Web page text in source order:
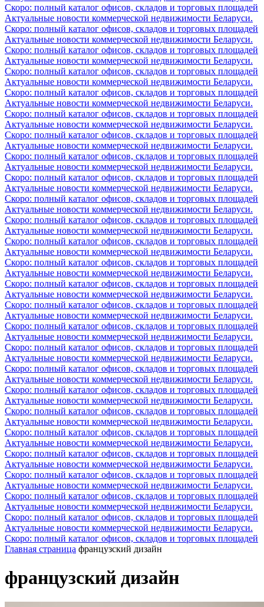
Скоро: полный каталог офисов, складов и торговых площадей
Актуальные новости коммерческой недвижимости Беларуси.
Скоро: полный каталог офисов, складов и торговых площадей
Актуальные новости коммерческой недвижимости Беларуси.
Скоро: полный каталог офисов, складов и торговых площадей
Актуальные новости коммерческой недвижимости Беларуси.
Скоро: полный каталог офисов, складов и торговых площадей
Актуальные новости коммерческой недвижимости Беларуси.
Скоро: полный каталог офисов, складов и торговых площадей
Актуальные новости коммерческой недвижимости Беларуси.
Скоро: полный каталог офисов, складов и торговых площадей
Актуальные новости коммерческой недвижимости Беларуси.
Скоро: полный каталог офисов, складов и торговых площадей
Актуальные новости коммерческой недвижимости Беларуси.
Скоро: полный каталог офисов, складов и торговых площадей
Актуальные новости коммерческой недвижимости Беларуси.
Скоро: полный каталог офисов, складов и торговых площадей
Актуальные новости коммерческой недвижимости Беларуси.
Скоро: полный каталог офисов, складов и торговых площадей
Актуальные новости коммерческой недвижимости Беларуси.
Скоро: полный каталог офисов, складов и торговых площадей
Актуальные новости коммерческой недвижимости Беларуси.
Скоро: полный каталог офисов, складов и торговых площадей
Актуальные новости коммерческой недвижимости Беларуси.
Скоро: полный каталог офисов, складов и торговых площадей
Актуальные новости коммерческой недвижимости Беларуси.
Скоро: полный каталог офисов, складов и торговых площадей
Актуальные новости коммерческой недвижимости Беларуси.
Скоро: полный каталог офисов, складов и торговых площадей
Актуальные новости коммерческой недвижимости Беларуси.
Скоро: полный каталог офисов, складов и торговых площадей
Актуальные новости коммерческой недвижимости Беларуси.
Скоро: полный каталог офисов, складов и торговых площадей
Актуальные новости коммерческой недвижимости Беларуси.
Скоро: полный каталог офисов, складов и торговых площадей
Актуальные новости коммерческой недвижимости Беларуси.
Скоро: полный каталог офисов, складов и торговых площадей
Актуальные новости коммерческой недвижимости Беларуси.
Скоро: полный каталог офисов, складов и торговых площадей
Актуальные новости коммерческой недвижимости Беларуси.
Скоро: полный каталог офисов, складов и торговых площадей
Актуальные новости коммерческой недвижимости Беларуси.
Скоро: полный каталог офисов, складов и торговых площадей
Актуальные новости коммерческой недвижимости Беларуси.
Скоро: полный каталог офисов, складов и торговых площадей
Актуальные новости коммерческой недвижимости Беларуси.
Скоро: полный каталог офисов, складов и торговых площадей
Актуальные новости коммерческой недвижимости Беларуси.
Скоро: полный каталог офисов, складов и торговых площадей
Актуальные новости коммерческой недвижимости Беларуси.
Скоро: полный каталог офисов, складов и торговых площадей
Главная страница французский дизайн
французский дизайн